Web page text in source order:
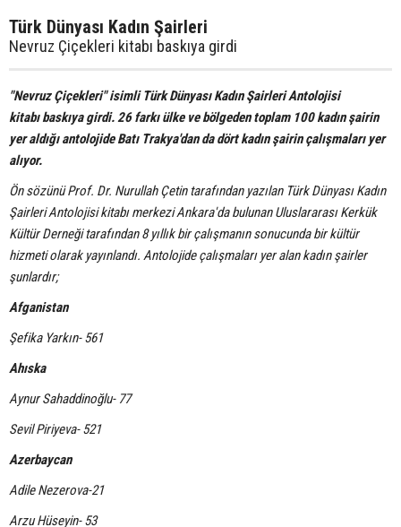
Türk Dünyası Kadın Şairleri
Nevruz Çiçekleri kitabı baskıya girdi
"Nevruz Çiçekleri" isimli Türk Dünyası Kadın Şairleri Antolojisi
kitabı baskıya girdi. 26 farkı ülke ve bölgeden toplam 100 kadın şairin
yer aldığı antolojide Batı Trakya'dan da dört kadın şairin çalışmaları yer
alıyor.
Ön sözünü Prof. Dr. Nurullah Çetin tarafından yazılan Türk Dünyası Kadın
Şairleri Antolojisi kitabı merkezi Ankara'da bulunan Uluslararası Kerkük
Kültür Derneği tarafından 8 yıllık bir çalışmanın sonucunda bir kültür
hizmeti olarak yayınlandı. Antolojide çalışmaları yer alan kadın şairler
şunlardır;
Afganistan
Şefika Yarkın- 561
Ahıska
Aynur Sahaddinoğlu- 77
Sevil Piriyeva- 521
Azerbaycan
Adile Nezerova-21
Arzu Hüseyin- 53